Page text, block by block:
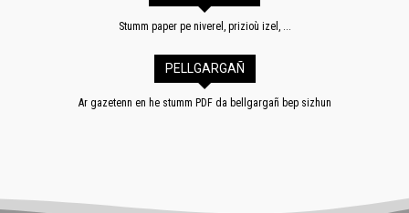
Stumm paper pe niverel, prizioù izel, ...
PELLGARGAÑ
Ar gazetenn en he stumm PDF da bellgargañ bep sizhun